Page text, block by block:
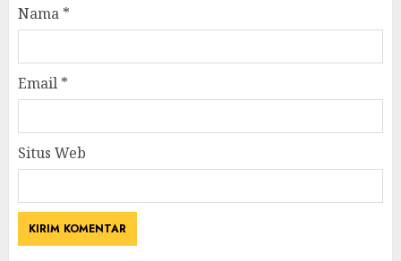
Nama *
Email *
Situs Web